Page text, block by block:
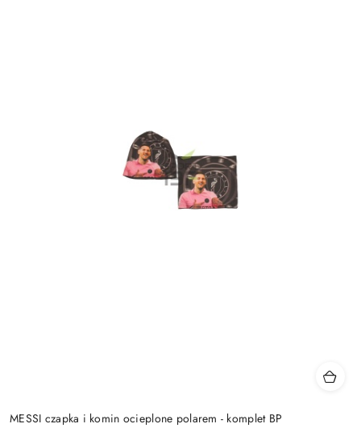
MESSI czapka i komin ocieplone polarem - komplet BP